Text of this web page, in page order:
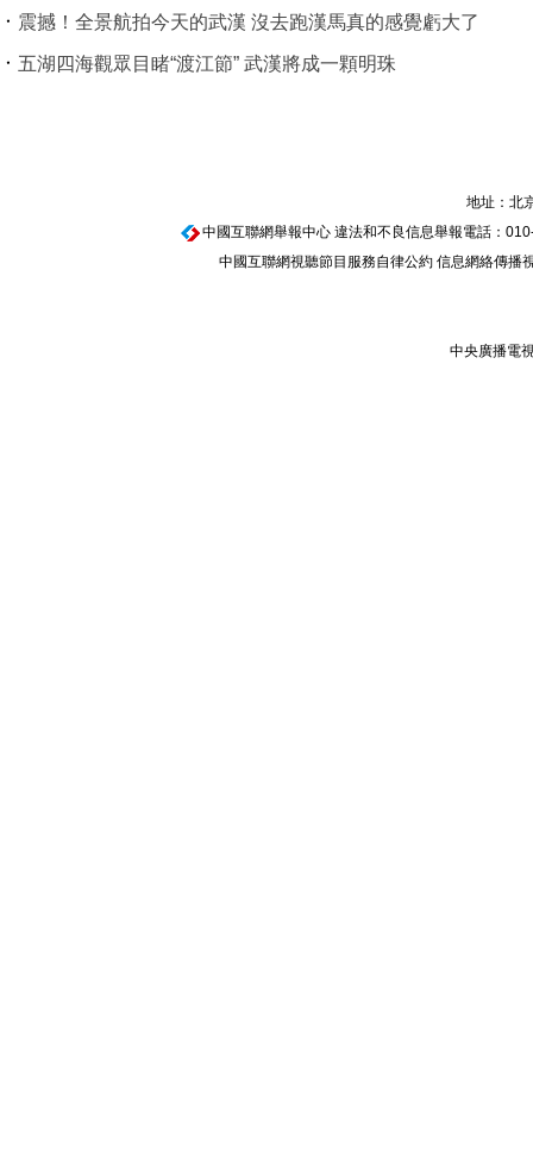
震撼！全景航拍今天的武漢 沒去跑漢馬真的感覺虧大了
五湖四海觀眾目睹“渡江節” 武漢將成一顆明珠
地址：北
中國互聯網舉報中心違法和不良信息舉報電話：
中國互聯網視聽節目服務自律公約信息網絡傳播
中央廣播電